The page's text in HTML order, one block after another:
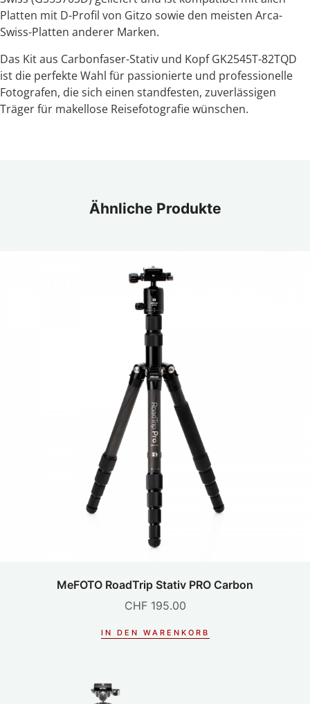
Platten mit D-Profil von Gitzo sowie den meisten Arca-
Swiss-Platten anderer Marken.
Das Kit aus Carbonfaser-Stativ und Kopf GK2545T-82TQD
ist die perfekte Wahl für passionierte und professionelle
Fotografen, die sich einen standfesten, zuverlässigen
Träger für makellose Reisefotografie wünschen.
Ähnliche Produkte
MeFOTO RoadTrip Stativ PRO Carbon
CHF195.00
IN DEN WARENKORB